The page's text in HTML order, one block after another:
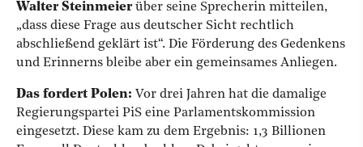
Walter Steinmeierüber seine Sprecherin mitteilen,
„dass diese Frage aus deutscher Sicht rechtlich
abschließend geklärt ist“. Die Förderung des Gedenkens
und Erinnerns bleibe aber ein gemeinsames Anliegen.
Das fordert Polen: Vor drei Jahren hat die damalige
Regierungspartei PiS eine Parlamentskommission
eingesetzt. Diese kam zu dem Ergebnis: 1,3 Billionen